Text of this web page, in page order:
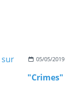
05/05/2019